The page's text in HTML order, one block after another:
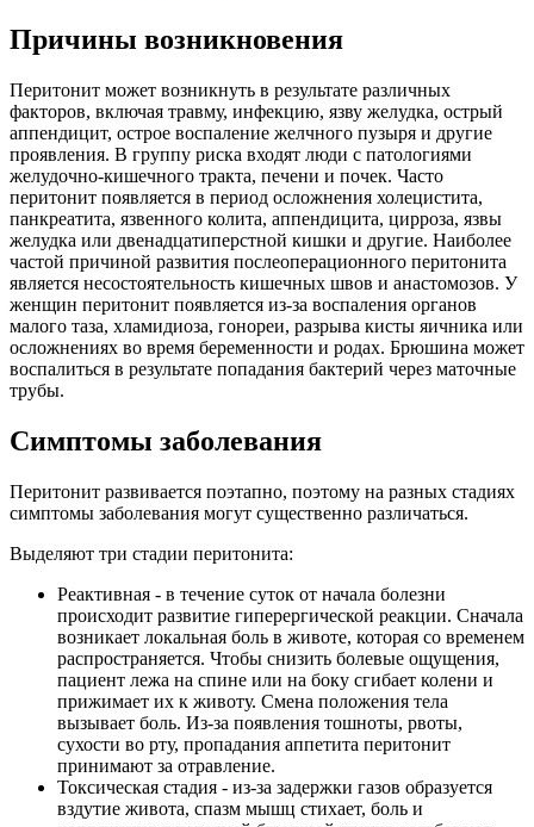
Причины возникновения
Перитонит может возникнуть в результате различных
факторов, включая травму, инфекцию, язву желудка, острый
аппендицит, острое воспаление желчного пузыря и другие
проявления. В группу риска входят люди с патологиями
желудочно-кишечного тракта, печени и почек. Часто
перитонит появляется в период осложнения холецистита,
панкреатита, язвенного колита, аппендицита, цирроза, язвы
желудка или двенадцатиперстной кишки и другие. Наиболее
частой причиной развития послеоперационного перитонита
является несостоятельность кишечных швов и анастомозов. У
женщин перитонит появляется из-за воспаления органов
малого таза, хламидиоза, гонореи, разрыва кисты яичника или
осложнениях во время беременности и родах. Брюшина может
воспалиться в результате попадания бактерий через маточные
трубы.
Симптомы заболевания
Перитонит развивается поэтапно, поэтому на разных стадиях
симптомы заболевания могут существенно различаться.
Выделяют три стадии перитонита:
Реактивная - в течение суток от начала болезни
происходит развитие гиперергической реакции. Сначала
возникает локальная боль в животе, которая со временем
распространяется. Чтобы снизить болевые ощущения,
пациент лежа на спине или на боку сгибает колени и
прижимает их к животу. Смена положения тела
вызывает боль. Из-за появления тошноты, рвоты,
сухости во рту, пропадания аппетита перитонит
принимают за отравление.
Токсическая стадия - из-за задержки газов образуется
вздутие живота, спазм мышц стихает, боль и